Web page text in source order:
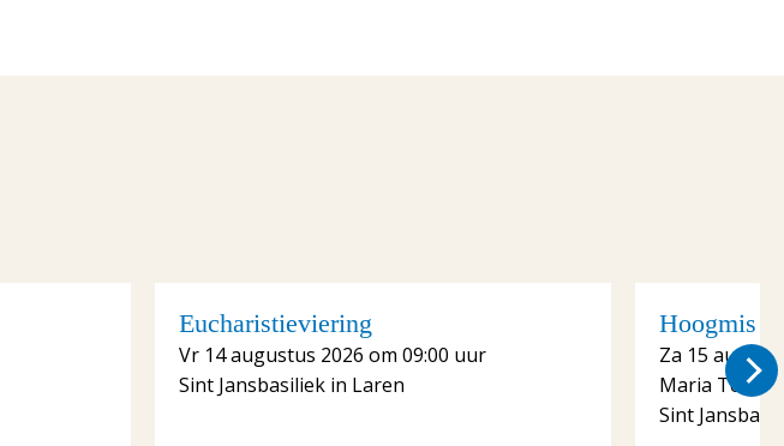
Eucharistieviering
Vr 14 augustus 2026 om 09:00 uur
Sint Jansbasiliek in Laren
Hoogmis
Za 15
Maria
Sint